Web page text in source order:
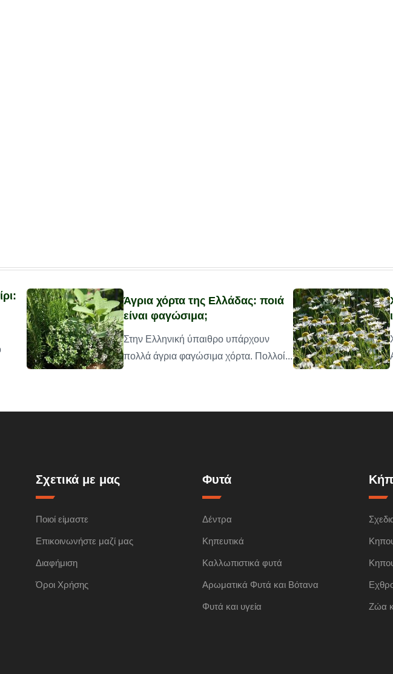
Άγρια χόρτα της Ελλάδας: ποιά
είναι φαγώσιμα;
Στην Ελληνική ύπαιθρο υπάρχουν
πολλά άγρια φαγώσιμα χόρτα. Πολλοί...
Σχετικά με μας
Ποιοί είμαστε
Επικοινωνήστε μαζί μας
Διαφήμιση
Όροι Χρήσης
Φυτά
Δέντρα
Κηπευτικά
Καλλωπιστικά φυτά
Αρωματικά Φυτά και Βότανα
Φυτά και υγεία Ζώα